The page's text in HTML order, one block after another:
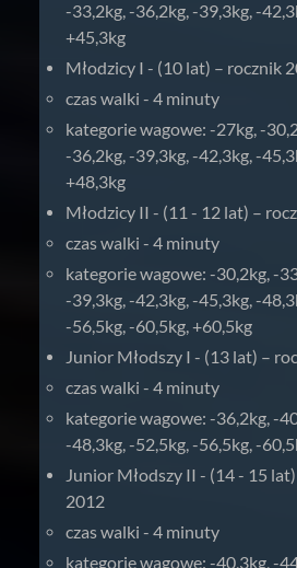
-33,2kg, -36,2kg, -39,3kg, -
+45,3kg
Młodzicy I - (10 lat) – rocznik
czas walki - 4 minuty
kategorie wagowe: -27kg, -
-36,2kg, -39,3kg, -42,3kg, -
+48,3kg
Młodzicy II - (11 - 12 lat) –
czas walki - 4 minuty
kategorie wagowe: -30,2kg, -
-39,3kg, -42,3kg, -45,3kg, -
-56,5kg, -60,5kg, +60,5kg
Junior Młodszy I - (13 lat) –
czas walki - 4 minuty
kategorie wagowe: -36,2kg, -
-48,3kg, -52,5kg, -56,5kg, -
Junior Młodszy II - (14 - 15
2012
czas walki - 4 minuty
kategorie wagowe: -40,3kg, -